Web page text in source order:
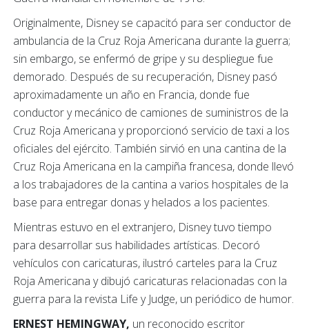
Originalmente, Disney se capacitó para ser conductor de
ambulancia de la Cruz Roja Americana durante la guerra;
sin embargo, se enfermó de gripe y su despliegue fue
demorado. Después de su recuperación, Disney pasó
aproximadamente un año en Francia, donde fue
conductor y mecánico de camiones de suministros de la
Cruz Roja Americana y proporcionó servicio de taxi a los
oficiales del ejército. También sirvió en una cantina de la
Cruz Roja Americana en la campiña francesa, donde llevó
a los trabajadores de la cantina a varios hospitales de la
base para entregar donas y helados a los pacientes.
Mientras estuvo en el extranjero, Disney tuvo tiempo
para desarrollar sus habilidades artísticas. Decoró
vehículos con caricaturas, ilustró carteles para la Cruz
Roja Americana y dibujó caricaturas relacionadas con la
guerra para la revista Life y Judge, un periódico de humor.
ERNEST HEMINGWAY, un reconocido escritor